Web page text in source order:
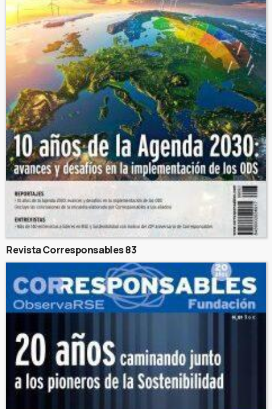
Revista Corresponsables 83